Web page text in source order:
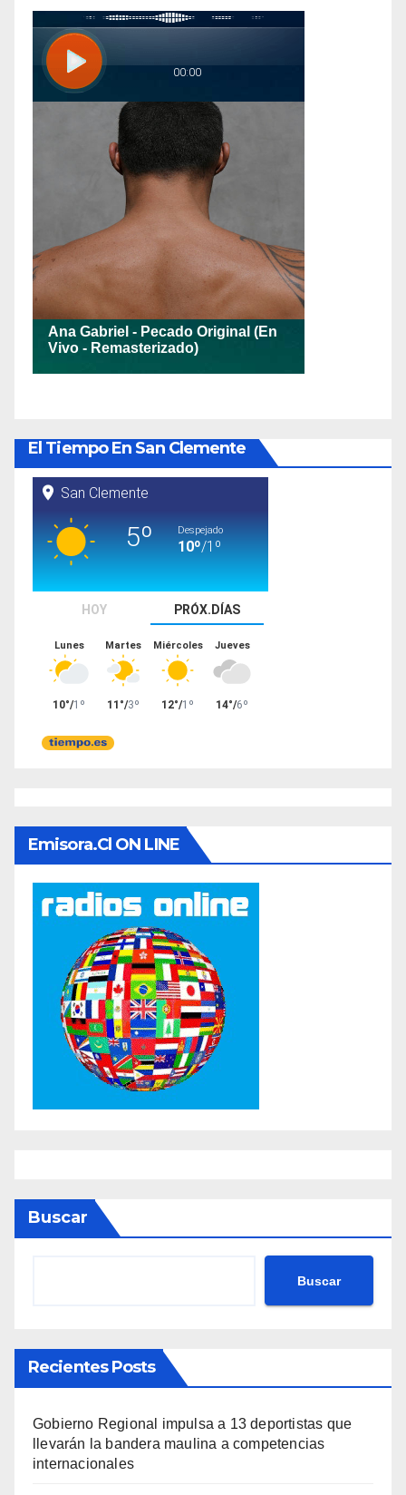
El Tiempo En San Clemente
Emisora.cl ON LINE
Buscar
Buscar
Recientes Posts
Gobierno Regional impulsa a 13 deportistas que
llevarán la bandera maulina a competencias
internacionales